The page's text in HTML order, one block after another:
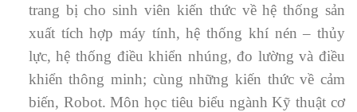
trang bị cho sinh viên kiến thức về hệ thống sản
xuất tích hợp máy tính, hệ thống khí nén – thủy
lực, hệ thống điều khiển nhúng, đo lường và điều
khiển thông minh; cùng những kiến thức về cảm
biến, Robot. Môn học tiêu biểu ngành Kỹ thuật cơ